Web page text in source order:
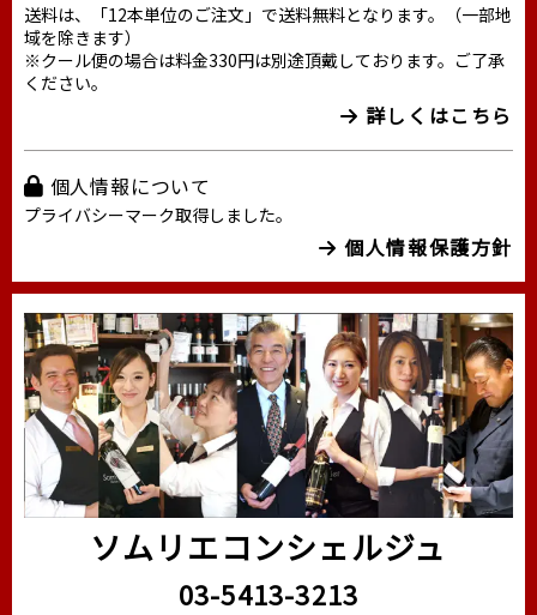
送料は、「12本単位のご注文」で送料無料となります。（一部地
域を除きます）
※クール便の場合は料金330円は別途頂戴しております。ご了承
ください。
詳しくはこちら
個人情報について
プライバシーマーク取得しました。
個人情報保護方針
ソムリエコンシェルジュ
03-5413-3213